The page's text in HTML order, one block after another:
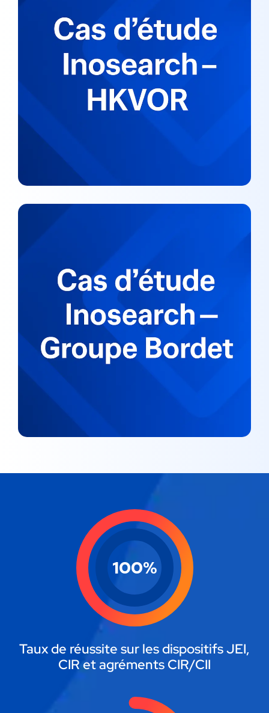
Cas d’étude Inosearch – HKVOR
CAS ÉTUDES
Cas d’étude Inosearch — Groupe
Bordet
100%
Taux de réussite sur les dispositifs JEI,
CIR et agréments CIR/CII